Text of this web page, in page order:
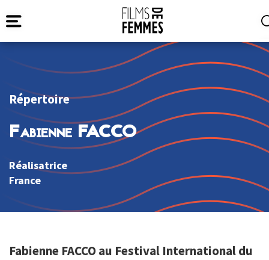
Répertoire
Fabienne FACCO
Réalisatrice
France
Fabienne FACCO au Festival International du